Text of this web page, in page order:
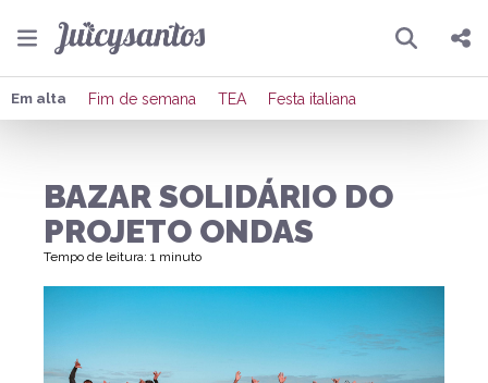
Pesquisar
Compartilhar
Enviar por Whatsapp
Em alta Fim de semana TEA Festa italiana
BAZAR SOLIDÁRIO DO
PROJETO ONDAS
Tempo de leitura: 1 minuto